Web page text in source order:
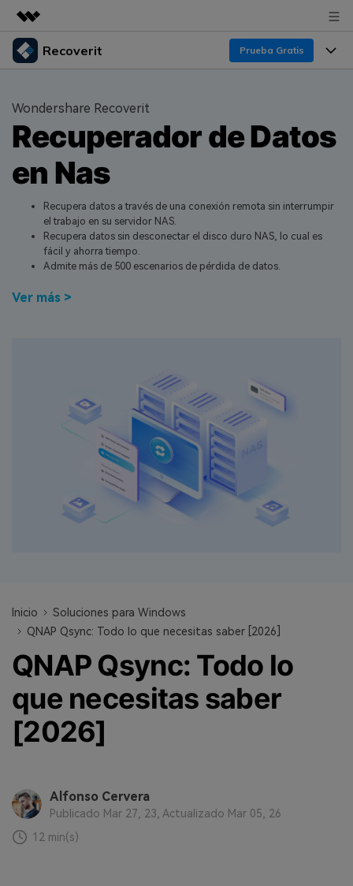
Productos destacados
Utilidades
Soluciones
Quiénes somos
Sala de prensa
Tienda
Soporte
Recoverit Prueba Gratis
Recoverit para Windows
Líder en recuperación para Windows
Pruébalo Gratis
Recupera datos ilimitados del sistema Mac
Recoverit Gratis
Recupera datos perdidos/eliminados gratis
Pruébalo Gratis
Funciones
Recuperar de Unidades
Recuperar Medios Borrados
Soluciones de Recuperación Exclusivas Nuevo
Recursos
Por qué Recoverit
Experto en Recuperación de Datos
DESCARGAR
Wondershare Recoverit
Recuperador de Datos
en Nas
Recupera datos a través de una conexión remota sin interrumpir
el trabajo en su servidor NAS.
Recupera datos sin desconectar el disco duro NAS, lo cual es
fácil y ahorra tiempo.
Admite más de 500 escenarios de pérdida de datos.
Ver más >
Inicio
Soluciones para Windows
QNAP Qsync: Todo lo que necesitas saber [2026]
QNAP Qsync: Todo lo
que necesitas saber
[2026]
Alfonso Cervera
Publicado Mar 27, 23, Actualizado Mar 05, 26
12 min(s)